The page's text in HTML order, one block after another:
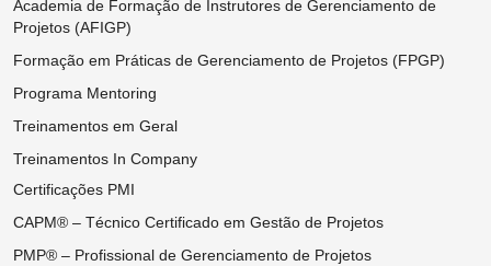
Academia de Formação de Instrutores de Gerenciamento de
Projetos (AFIGP)
Formação em Práticas de Gerenciamento de Projetos (FPGP)
Programa Mentoring
Treinamentos em Geral
Treinamentos In Company
Certificações PMI
CAPM® – Técnico Certificado em Gestão de Projetos
PMP® – Profissional de Gerenciamento de Projetos